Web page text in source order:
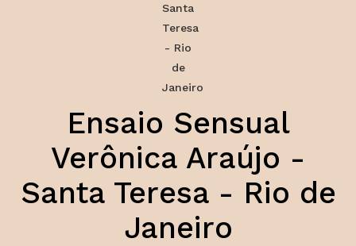
Ensaio Sensual
Verônica Araújo -
Santa Teresa - Rio de
Janeiro